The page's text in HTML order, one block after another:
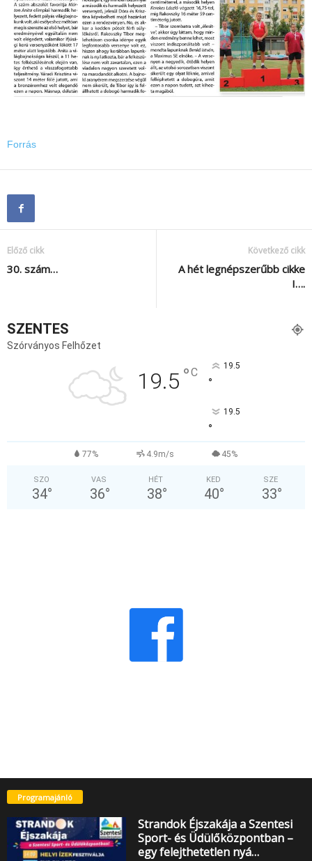
Forrás
Előző cikk
30. szám…
Következő cikk
A hét legnépszerűbb cikke
I….
SZENTES
Szórványos Felhőzet
19.5 °C 19.5
°
19.5
°
77% 4.9m/s 45%
SZO
34°
VAS
36°
HÉT
38°
KED
40°
SZE
33°
Programajánló
Strandok Éjszakája a Szentesi
Sport- és Üdülőközpontban –
egy felejthetetlen nyá…